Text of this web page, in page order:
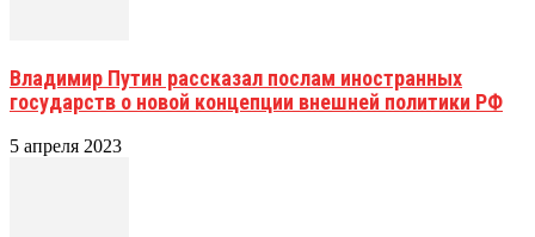
Владимир Путин рассказал послам иностранных
государств о новой концепции внешней политики РФ
5 апреля 2023